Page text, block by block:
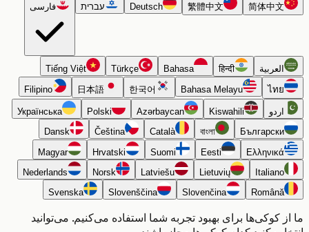
简体中文
繁體中文
Deutsch עברית فارسی
العربية हिन्दी
Bahasa
Türkçe
Tiếng Việt
ไทย
Bahasa Melayu
한국어
日本語
Filipino
اردو Kiswahili
Azərbaycan
Polski
Українська
Български
বাংলা
Català
Čeština
Dansk
Ελληνικά
Eesti
Suomi
Hrvatski
Magyar
Italiano
Lietuvių
Latviešu
Norsk
Nederlands
Română
Slovenčina
Slovenščina
Svenska
کوکی‌ها برای بهبود تجربه شما استفاده می‌کنیم. می‌توانید